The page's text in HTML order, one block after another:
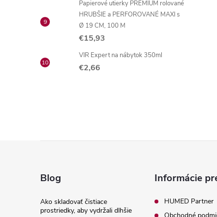
Papierové utierky PREMIUM rolované
HRUBŠIE a PERFOROVANÉ MAXI s
Ø 19 CM, 100 M
€15,93
VIR Expert na nábytok 350ml
€2,66
Blog
Ako skladovať čistiace
prostriedky, aby vydržali dlhšie
Informácie
HUMED Partner